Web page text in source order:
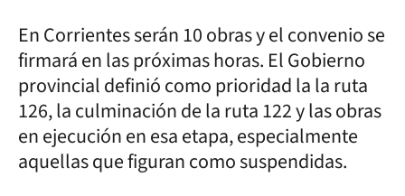
En Corrientes serán 10 obras y el convenio se
firmará en las próximas horas. El Gobierno
provincial definió como prioridad la la ruta
126, la culminación de la ruta 122 y las obras
en ejecución en esa etapa, especialmente
aquellas que figuran como suspendidas.